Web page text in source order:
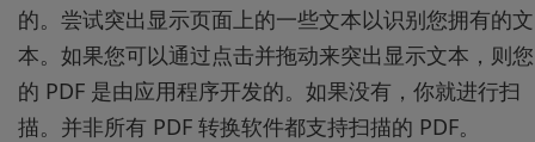
的。尝试突出显示页面上的一些文本以识别您拥有的文
本。如果您可以通过点击并拖动来突出显示文本，则您
的 PDF 是由应用程序开发的。如果没有，你就进行扫
描。并非所有 PDF 转换软件都支持扫描的 PDF。